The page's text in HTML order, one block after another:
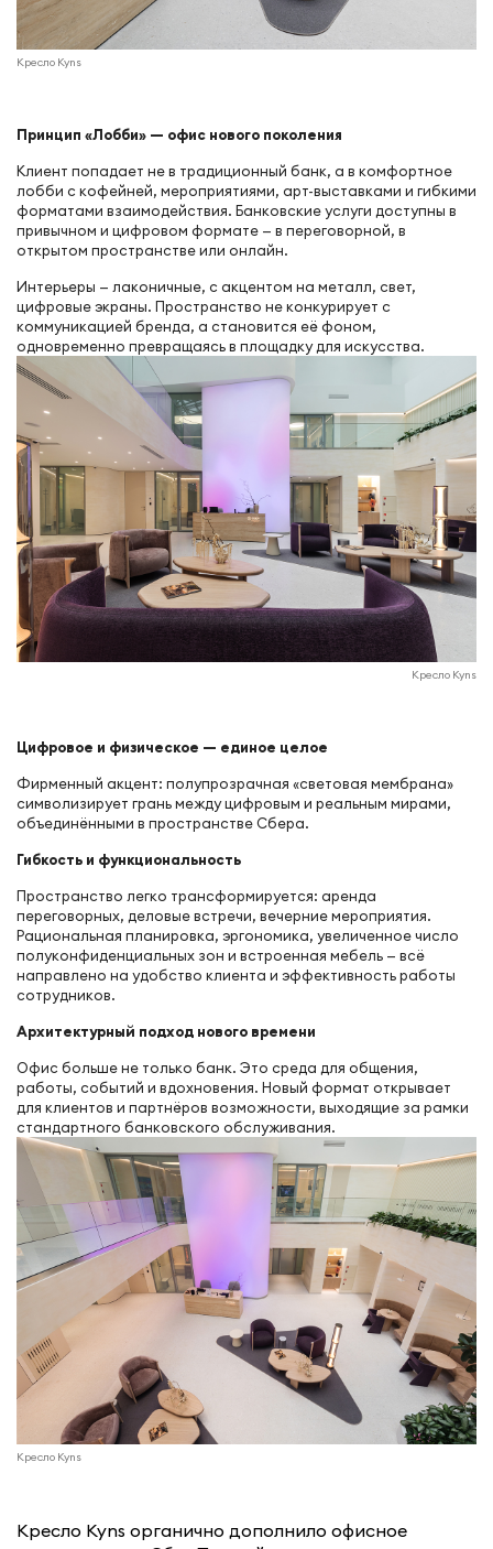
Кресло Kyns
Кресло Kyns
Принцип «Лобби» — офис нового поколения
Клиент попадает не в традиционный банк, а в комфортное
лобби с кофейней, мероприятиями, арт-выставками и гибкими
форматами взаимодействия. Банковские услуги доступны в
привычном и цифровом формате — в переговорной, в
открытом пространстве или онлайн.
Интерьеры — лаконичные, с акцентом на металл, свет,
цифровые экраны. Пространство не конкурирует с
коммуникацией бренда, а становится её фоном,
одновременно превращаясь в площадку для искусства.
Кресло Kyns
Цифровое и физическое — единое целое
Фирменный акцент: полупрозрачная «световая мембрана»
символизирует грань между цифровым и реальным мирами,
объединёнными в пространстве Сбера.
Гибкость и функциональность
Пространство легко трансформируется: аренда
переговорных, деловые встречи, вечерние мероприятия.
Рациональная планировка, эргономика, увеличенное число
полуконфиденциальных зон и встроенная мебель — всё
направлено на удобство клиента и эффективность работы
сотрудников.
Архитектурный подход нового времени
Офис больше не только банк. Это среда для общения,
работы, событий и вдохновения. Новый формат открывает
для клиентов и партнёров возможности, выходящие за рамки
стандартного банковского обслуживания.
Кресло Kyns органично дополнило офисное